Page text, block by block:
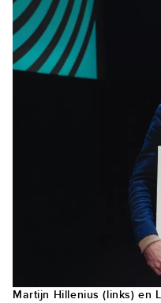
Martijn Hillenius (links) en